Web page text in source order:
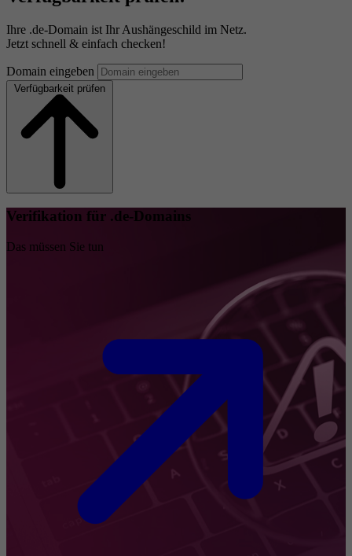
Ihre .de-Domain ist Ihr Aushängeschild im Netz.
Jetzt schnell & einfach checken!
Domain eingeben
Verfügbarkeit prüfen
Verifikation für .de-Domains
Das müssen Sie tun